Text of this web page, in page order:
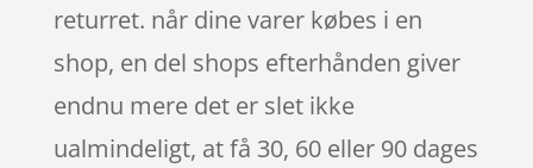
returret. når dine varer købes i en
shop, en del shops efterhånden giver
endnu mere det er slet ikke
ualmindeligt, at få 30, 60 eller 90 dages